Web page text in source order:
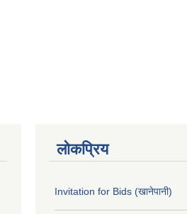
लोकप्रिय
Invitation for Bids (खानेपानी)